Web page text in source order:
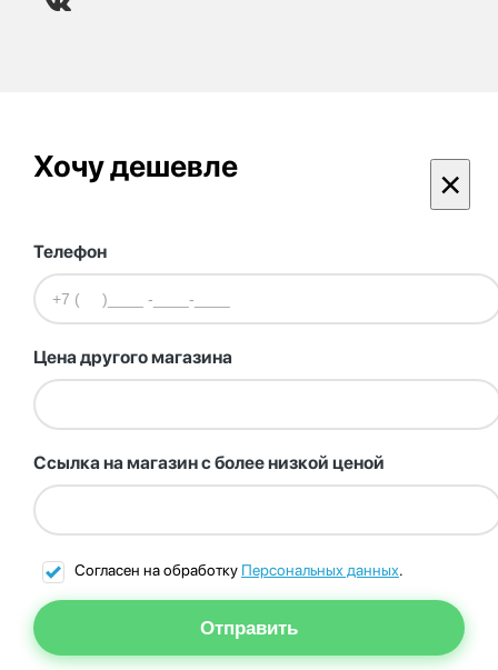
Хочу дешевле ×
Телефон
Цена другого магазина
Ссылка на магазин с более низкой ценой
Согласен на обработку Персональных данных.
Отправить